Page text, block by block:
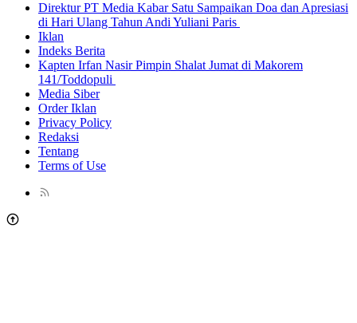
Direktur PT Media Kabar Satu Sampaikan Doa dan Apresiasi
di Hari Ulang Tahun Andi Yuliani Paris
Iklan
Indeks Berita
Kapten Irfan Nasir Pimpin Shalat Jumat di Makorem
141/Toddopuli
Media Siber
Order Iklan
Privacy Policy
Redaksi
Tentang
Terms of Use